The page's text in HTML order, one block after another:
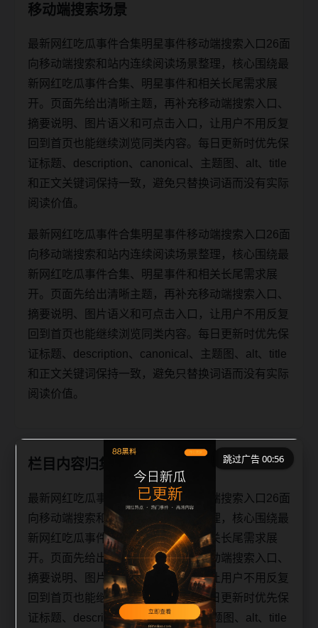
移动端搜索场景
最新网红吃瓜事件合集明星事件移动端搜索入口26面
向移动端搜索和站内连续阅读场景整理，核心围绕最
新网红吃瓜事件合集、明星事件和相关长尾需求展
开。页面先给出清晰主题，再补充移动端搜索入口、
摘要说明、图片语义和可点击入口，让用户不用反复
回到首页也能继续浏览同类内容。每日更新时优先保
证标题、description、canonical、主题图、alt、title
和正文关键词保持一致，避免只替换词语而没有实际
阅读价值。
最新网红吃瓜事件合集明星事件移动端搜索入口26面
向移动端搜索和站内连续阅读场景整理，核心围绕最
新网红吃瓜事件合集、明星事件和相关长尾需求展
开。页面先给出清晰主题，再补充移动端搜索入口、
摘要说明、图片语义和可点击入口，让用户不用反复
回到首页也能继续浏览同类内容。每日更新时优先保
证标题、description、canonical、主题图、alt、title
和正文关键词保持一致，避免只替换词语而没有实际
阅读价值。
栏目内容归集
最新网红吃瓜事件合集明星事件移动端搜索入口26面
向移动端搜索和站内连续阅读场景整理，核心围绕最
新网红吃瓜事件合集、明星事件和相关长尾需求展
开。页面先给出清晰主题，再补充移动端搜索入口、
摘要说明、图片语义和可点击入口，让用户不用反复
回到首页也能继续浏览同类内容。每日更新时优先保
证标题、description、canonical、主题图、alt、title
跳过广告 00:56